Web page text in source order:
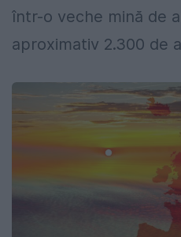
într-o veche mină de
aproximativ 2.300 de